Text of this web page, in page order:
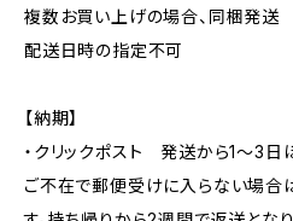
複数お買い上げの場合、同梱発送
配送日時の指定不可
【納期】
・クリックポスト 発送から1〜3日
ご不在で郵便受けに入らない場合